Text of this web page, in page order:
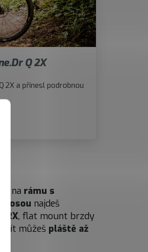
Q 2X
2X a přinesl podrobnou
na rámu s
osou najdeš
, flat mount brzdy
můžeš pláště až